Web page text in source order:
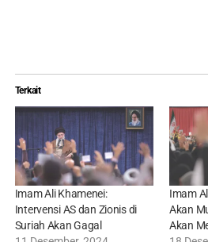
Terkait
Imam Ali Khamenei:
Intervensi AS dan Zionis di
Suriah Akan Gagal
Imam
Akan
Akan